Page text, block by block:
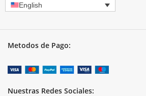
English
Metodos de Pago:
Nuestras Redes Sociales: